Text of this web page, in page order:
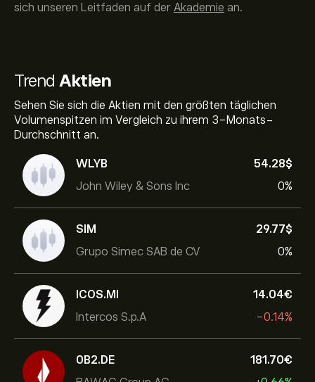
Trend Aktien
Sehen Sie sich die Aktien mit den größten täglichen
Volumenspitzen im Vergleich zu ihrem 3-Monats-
Durchschnitt an.
WLYB
John Wiley & Sons Inc
54.28‎$‎
0%
SIM
Grupo Simec SAB de CV
29.77‎$‎
0%
ICOS.MI
Intercos S.p.A
14.04‎€‎
-0.14%
0B2.DE
181.70‎€‎
sich unseren Leitfaden auf der Akademie an.